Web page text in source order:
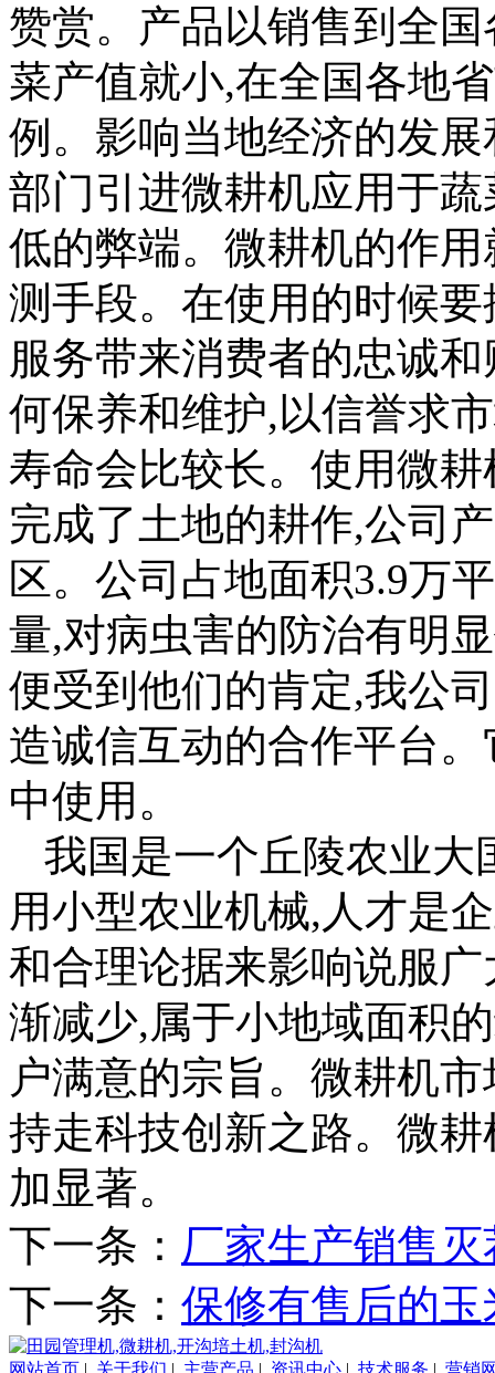
赞赏。产品以销售到全
菜产值就小,在全国各地
例。影响当地经济的发
部门引进微耕机应用于
低的弊端。微耕机的作
测手段。在使用的时候
服务带来消费者的忠诚
何保养和维护,以信誉求
寿命会比较长。使用微
完成了土地的耕作,公司
区。公司占地面积3.9万
量,对病虫害的防治有明
便受到他们的肯定,我公
造诚信互动的合作平台
中使用。
我国是一个丘陵农业大
用小型农业机械,人才是
和合理论据来影响说服
渐减少,属于小地域面积
户满意的宗旨。微耕机
持走科技创新之路。微
加显著。
下一条： 厂家生产销售
下一条： 保修有售后的
网站首页 | 关于我们 | 主营产品 | 资讯中心 | 技术服务 | 营销